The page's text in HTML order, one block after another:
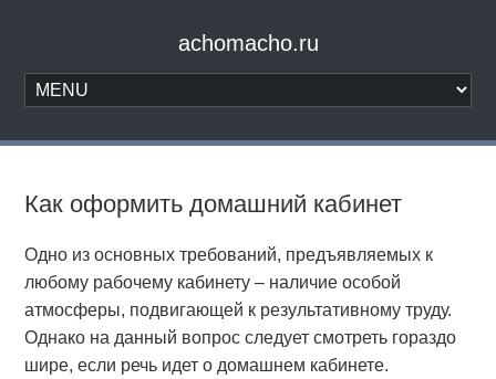
achomacho.ru
Как оформить домашний кабинет
Одно из основных требований, предъявляемых к
любому рабочему кабинету – наличие особой
атмосферы, подвигающей к результативному труду.
Однако на данный вопрос следует смотреть гораздо
шире, если речь идет о домашнем кабинете.